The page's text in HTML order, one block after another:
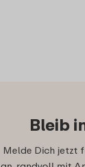
Bleib
Melde Dich jetzt